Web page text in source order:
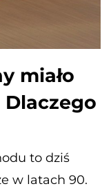
miało
to dziś
w latach 90.